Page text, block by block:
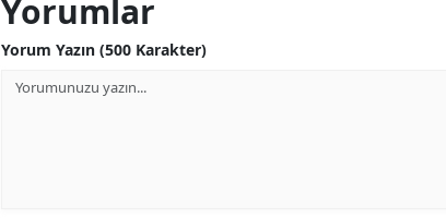
Yorumlar
Yorum Yazın (500 Karakter)